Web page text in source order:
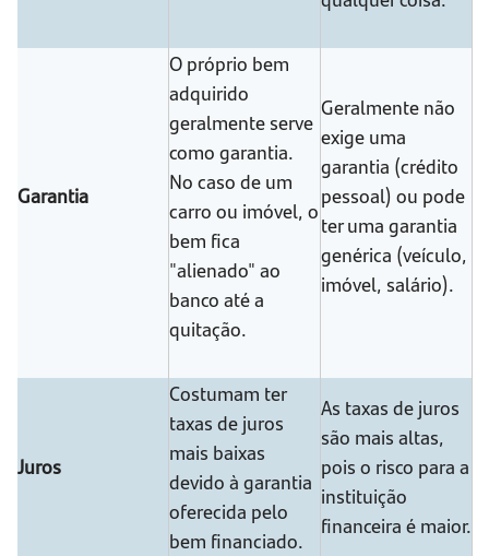
Garantia
O próprio bem
adquirido
geralmente serve
como garantia.
No caso de um
carro ou imóvel, o
bem fica
"alienado" ao
banco até a
quitação.
Geralmente não
exige uma
garantia (crédito
pessoal) ou pode
ter uma garantia
genérica (veículo,
imóvel, salário).
Juros
Costumam ter
taxas de juros
mais baixas
devido à garantia
oferecida pelo
bem financiado.
As taxas de juros
são mais altas,
pois o risco para a
instituição
financeira é maior.